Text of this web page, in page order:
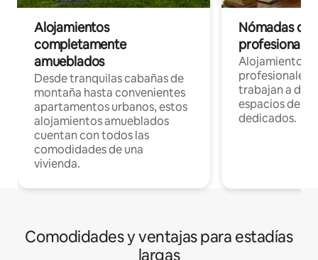
Alojamientos
completamente
amueblados
Desde tranquilas cabañas de
montaña hasta convenientes
apartamentos urbanos, estos
alojamientos amueblados
cuentan con todos las
comodidades de una
vivienda.
Nómadas
Alojamientos
profesionales
trabajan a
espacios de
dedicados.
Comodidades y ventajas para estadías
largas